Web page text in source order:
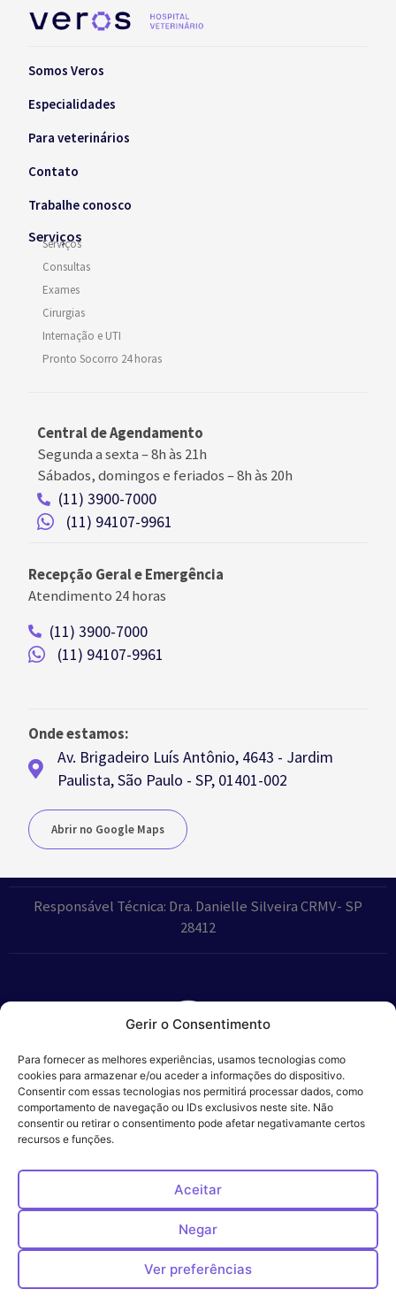
Gerir o Consentimento
Para fornecer as melhores experiências, usamos tecnologias como
cookies para armazenar e/ou aceder a informações do dispositivo.
Consentir com essas tecnologias nos permitirá processar dados, como
comportamento de navegação ou IDs exclusivos neste site. Não
consentir ou retirar o consentimento pode afetar negativamante certos
recursos e funções.
Aceitar
Negar
Ver preferências
Somos Veros
Especialidades
Para veterinários
Contato
Trabalhe conosco
Serviços
Serviços
Consultas
Exames
Cirurgias
Internação e UTI
Pronto Socorro 24 horas
Central de Agendamento
Segunda a sexta –8h às 21h
Sábados, domingos e feriados–8h às 20h
(11) 3900-7000
(11) 94107-9961
Recepção Geral e Emergência
Atendimento 24 horas
(11) 3900-7000
(11) 94107-9961
Onde estamos:
Av. Brigadeiro Luís Antônio, 4643 - Jardim
Paulista, São Paulo - SP, 01401-002
Abrir no Google Maps
Responsável Técnica: Dra. Danielle Silveira CRMV- SP
28412
Parceiros:
Veros – Hospital
Ética